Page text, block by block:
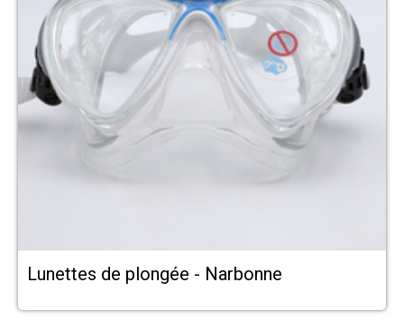
Lunettes de plongée - Narbonne